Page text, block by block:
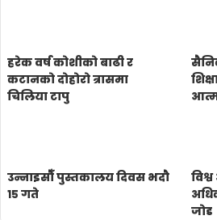
हरेक वर्ष कोशीको बाढी र
कटानको दोहोरो त्रासमा
चिलिया टापु
उन्नाइसौँ पुस्तकालय दिवस भदौ
१५ गते
जोड